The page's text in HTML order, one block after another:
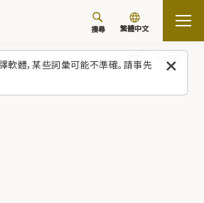
軟體，某些詞彙可能不準確。請事先
搜尋 繁體中文